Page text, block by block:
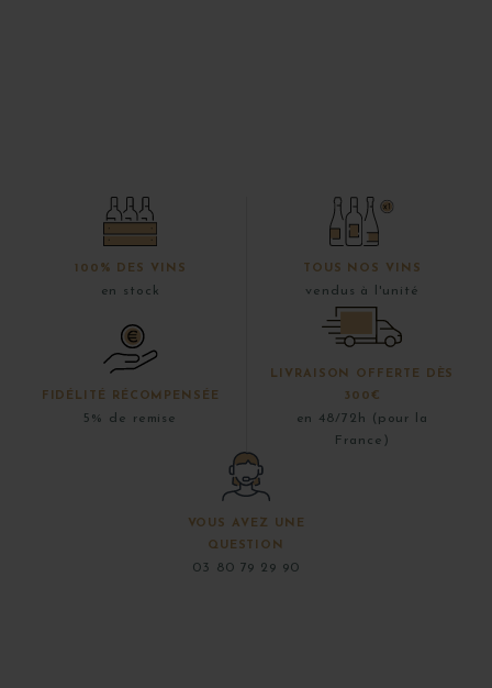
100% DES VINS
en stock
TOUS NOS VINS
vendus à l'unité
FIDÉLITÉ RÉCOMPENSÉE
5% de remise
LIVRAISON OFFERTE DÈS
300€
en 48/72h (pour la
France)
VOUS AVEZ UNE
QUESTION
03 80 79 29 90